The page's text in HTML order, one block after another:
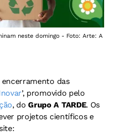
neste domingo - Foto: Arte: A
das
’, promovido pelo
, doGrupo A TARDE. Os
projetos científicos e